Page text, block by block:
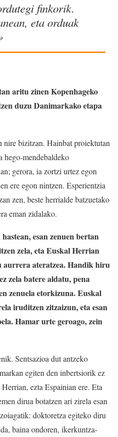
finkorik.
eta orduak
aritu zinen Kopenhageko
duzu Danimarkako etapa
nire bizitzan. Hainbat proiektutan
hego-mendebaldeko
gerora, ia zortzi urtez egon
ere egon nintzen. Esperientzia
zen, beste herrialde batzuetako
eman zidalako.
esan zenuen bertan
zela, eta Euskal Herrian
aurrera ateratzea. Handik hiru
zela batere aldatu, pena
zenuela etorkizuna. Euskal
iruditzen zitzaizun, eta esan
Hamar urte geroago, zein
Sentsazioa dut antzeko
egiten den inbertsiorik ez
ezta Espainian ere. Eta
dirua botatzen ari zirela esan
doktoretza egiteko diru
baina ondoren, ikerkuntza-